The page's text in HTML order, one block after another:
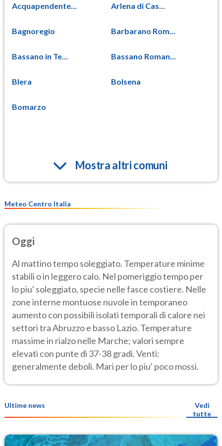
Acquapendente... Arlena di Cas...
Bagnoregio Barbarano Rom...
Bassano in Te... Bassano Roman...
Blera Bolsena
Bomarzo
Mostra altri comuni
Meteo Centro Italia
Oggi
Al mattino tempo soleggiato. Temperature minime
stabili o in leggero calo. Nel pomeriggio tempo per
lo piu' soleggiato, specie nelle fasce costiere. Nelle
zone interne montuose nuvole in temporaneo
aumento con possibili isolati temporali di calore nei
settori tra Abruzzo e basso Lazio. Temperature
massime in rialzo nelle Marche; valori sempre
elevati con punte di 37-38 gradi. Venti:
generalmente deboli. Mari per lo piu' poco mossi.
Ultime news
Vedi
tutte